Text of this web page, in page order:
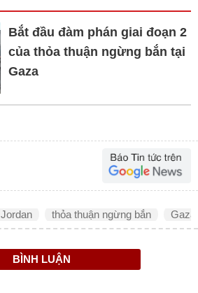
Bắt đầu đàm phán giai đoạn 2
của thỏa thuận ngừng bắn tại
Gaza
Jordan thỏa thuận ngừng bắn Gaza
BÌNH LUẬN